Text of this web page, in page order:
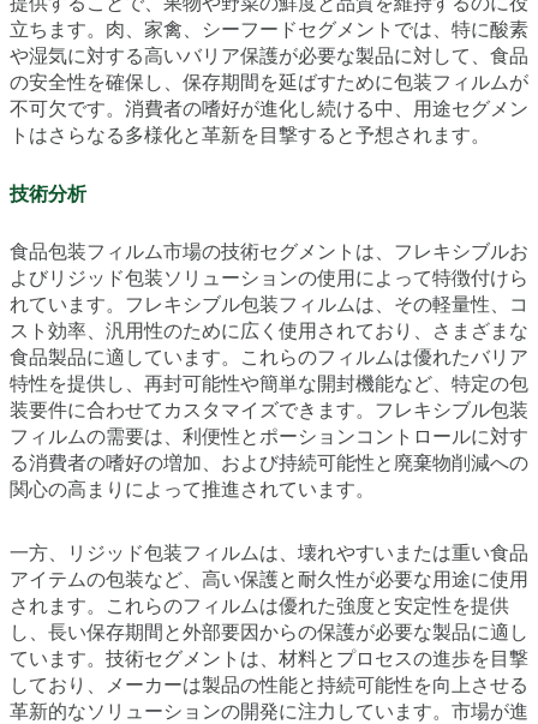
立ちます。肉、家禽、シーフードセグメントでは、特に酸素
や湿気に対する高いバリア保護が必要な製品に対して、食品
の安全性を確保し、保存期間を延ばすために包装フィルムが
不可欠です。消費者の嗜好が進化し続ける中、用途セグメン
トはさらなる多様化と革新を目撃すると予想されます。
技術分析
食品包装フィルム市場の技術セグメントは、フレキシブルお
よびリジッド包装ソリューションの使用によって特徴付けら
れています。フレキシブル包装フィルムは、その軽量性、コ
スト効率、汎用性のために広く使用されており、さまざまな
食品製品に適しています。これらのフィルムは優れたバリア
特性を提供し、再封可能性や簡単な開封機能など、特定の包
装要件に合わせてカスタマイズできます。フレキシブル包装
フィルムの需要は、利便性とポーションコントロールに対す
る消費者の嗜好の増加、および持続可能性と廃棄物削減への
関心の高まりによって推進されています。
一方、リジッド包装フィルムは、壊れやすいまたは重い食品
アイテムの包装など、高い保護と耐久性が必要な用途に使用
されます。これらのフィルムは優れた強度と安定性を提供
し、長い保存期間と外部要因からの保護が必要な製品に適し
ています。技術セグメントは、材料とプロセスの進歩を目撃
しており、メーカーは製品の性能と持続可能性を向上させる
革新的なソリューションの開発に注力しています。市場が進